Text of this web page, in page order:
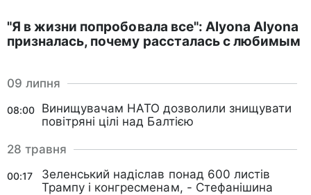
"Я в жизни попробовала все": Alyona Alyona
призналась, почему рассталась с любимым
09 липня
08:00
Винищувачам НАТО дозволили знищувати
повітряні цілі над Балтією
28 травня
00:17
Зеленський надіслав понад 600 листів
Трампу і конгресменам, - Стефанішина